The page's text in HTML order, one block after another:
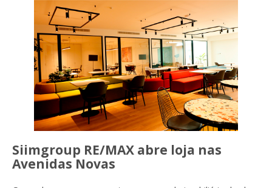
Siimgroup RE/MAX abre loja nas
Avenidas Novas